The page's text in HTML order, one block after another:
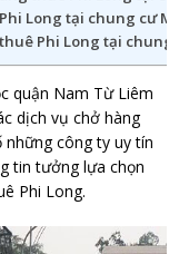
Long tại chung cư
Phi Long tại chung
quận Nam Từ Liêm
dịch vụ chở hàng
những công ty uy tín
tin tưởng lựa chọn
Phi Long.